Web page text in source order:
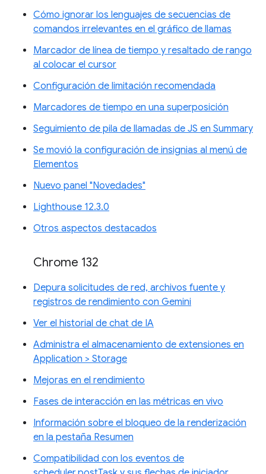
Cómo ignorar los lenguajes de secuencias de
comandos irrelevantes en el gráfico de llamas
Marcador de línea de tiempo y resaltado de rango
al colocar el cursor
Configuración de limitación recomendada
Marcadores de tiempo en una superposición
Seguimiento de pila de llamadas de JS en Summary
Se movió la configuración de insignias al menú de
Elementos
Nuevo panel "Novedades"
Lighthouse 12.3.0
Otros aspectos destacados
Chrome 132
Depura solicitudes de red, archivos fuente y
registros de rendimiento con Gemini
Ver el historial de chat de IA
Administra el almacenamiento de extensiones en
Application > Storage
Mejoras en el rendimiento
Fases de interacción en las métricas en vivo
Información sobre el bloqueo de la renderización
en la pestaña Resumen
Compatibilidad con los eventos de